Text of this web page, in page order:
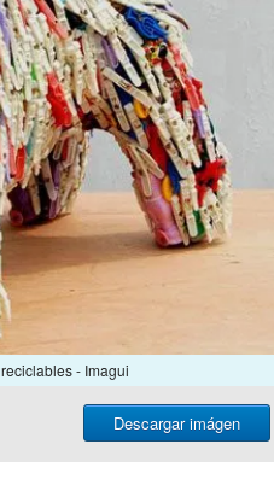
- Imagui
Descargar imágen